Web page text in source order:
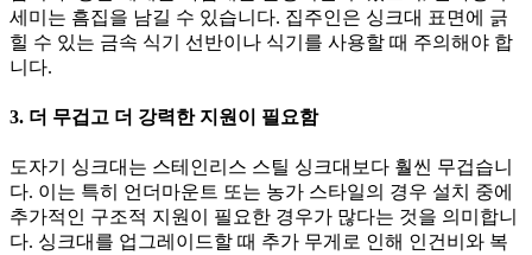
세미는 흠집을 남길 수 있습니다. 집주인은 싱크대 표면에 긁
힐 수 있는 금속 식기 선반이나 식기를 사용할 때 주의해야 합
니다.
3. 더 무겁고 더 강력한 지원이 필요함
도자기 싱크대는 스테인리스 스틸 싱크대보다 훨씬 무겁습니
다. 이는 특히 언더마운트 또는 농가 스타일의 경우 설치 중에
추가적인 구조적 지원이 필요한 경우가 많다는 것을 의미합니
다. 싱크대를 업그레이드할 때 추가 무게로 인해 인건비와 복